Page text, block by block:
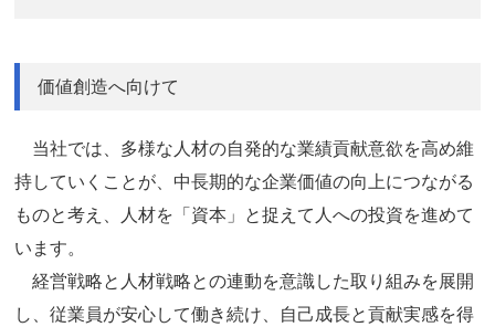
価値創造へ向けて
当社では、多様な人材の自発的な業績貢献意欲を高め維
持していくことが、中長期的な企業価値の向上につながる
ものと考え、人材を「資本」と捉えて人への投資を進めて
います。
経営戦略と人材戦略との連動を意識した取り組みを展開
し、従業員が安心して働き続け、自己成長と貢献実感を得